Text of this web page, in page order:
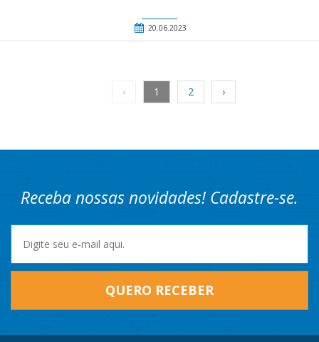
20.06.2023
‹ 1 2 ›
Receba nossas novidades! Cadastre-se.
QUERO RECEBER